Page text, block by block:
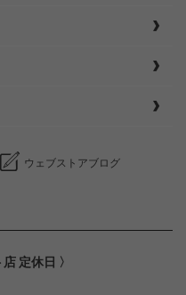
ウェブストアブログ
定休日 〉